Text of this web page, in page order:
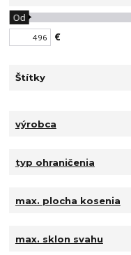
€
Od
Štítky
výrobca
typ ohraničenia
max. plocha kosenia
max. sklon svahu